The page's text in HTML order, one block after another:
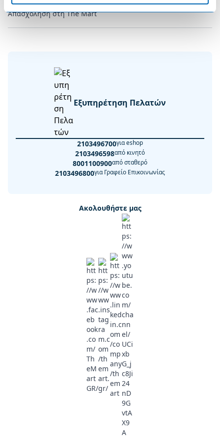
Απασχόληση στη The Mart
Εξυπηρέτηση Πελατών
2103496700για eshop
2103496598από κινητό
8001100900από σταθερό
2103496800για Γραφείο Επικοινωνίας
Ακολουθήστε μας